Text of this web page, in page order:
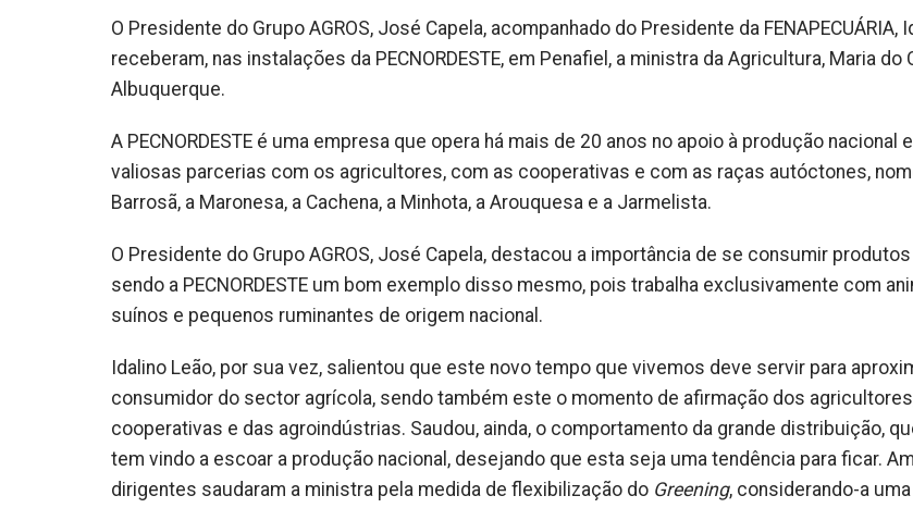
O Presidente do Grupo AGROS, José Capela, acompanhado do Presidente da FENAPECUÁRIA,
receberam, nas instalações da PECNORDESTE, em Penafiel, a ministra da Agricultura, Maria do
Albuquerque.
A PECNORDESTE é uma empresa que opera há mais de 20 anos no apoio à produção nacional
valiosas parcerias com os agricultores, com as cooperativas e com as raças autóctones,
Barrosã, a Maronesa, a Cachena, a Minhota, a Arouquesa e a Jarmelista.
O Presidente do Grupo AGROS, José Capela, destacou a importância de se consumir
sendo a PECNORDESTE um bom exemplo disso mesmo, pois trabalha exclusivamente com
suínos e pequenos ruminantes de origem nacional.
Idalino Leão, por sua vez, salientou que este novo tempo que vivemos deve servir para
consumidor do sector agrícola, sendo também este o momento de afirmação dos
cooperativas e das agroindústrias. Saudou, ainda, o comportamento da grande distribuição,
tem vindo a escoar a produção nacional, desejando que esta seja uma tendência para ficar.
dirigentes saudaram a ministra pela medida de flexibilização do Greening, considerando-a